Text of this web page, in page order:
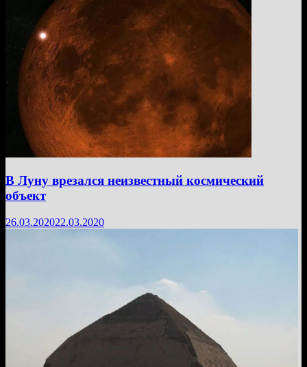
В Луну врезался неизвестный космический
объект
26.03.202022.03.2020